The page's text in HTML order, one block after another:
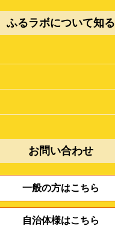
ふるラボについて知る
お問い合わせ
一般の方はこちら
自治体様はこちら